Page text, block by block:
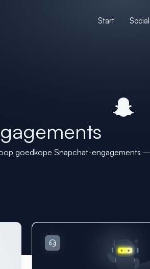
Start
goedkope Snapchat-engagements